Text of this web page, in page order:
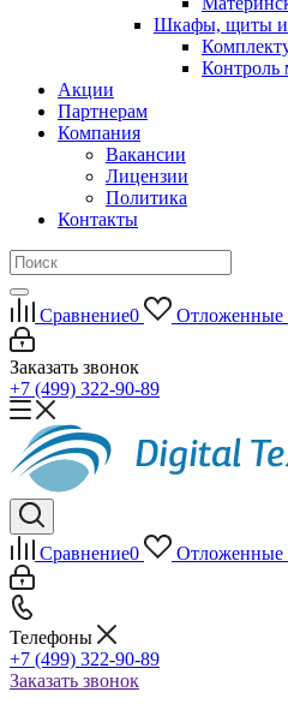
Шкафы, щиты и
Контроль
Акции
Партнерам
Компания
Вакансии
Лицензии
Политика
Контакты
Сравнение0 Отложенные
Заказать звонок
+7 (499) 322-90-89
Сравнение0 Отложенные
Телефоны
+7 (499) 322-90-89
Заказать звонок